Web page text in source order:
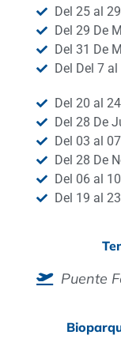
Del 25 al
Del 29 De
Del 31 De
Del Del 7
Del 20 al
Del 28 De
Del 03 al
Del 28 De
Del 06 al
Del 19 al
Puente